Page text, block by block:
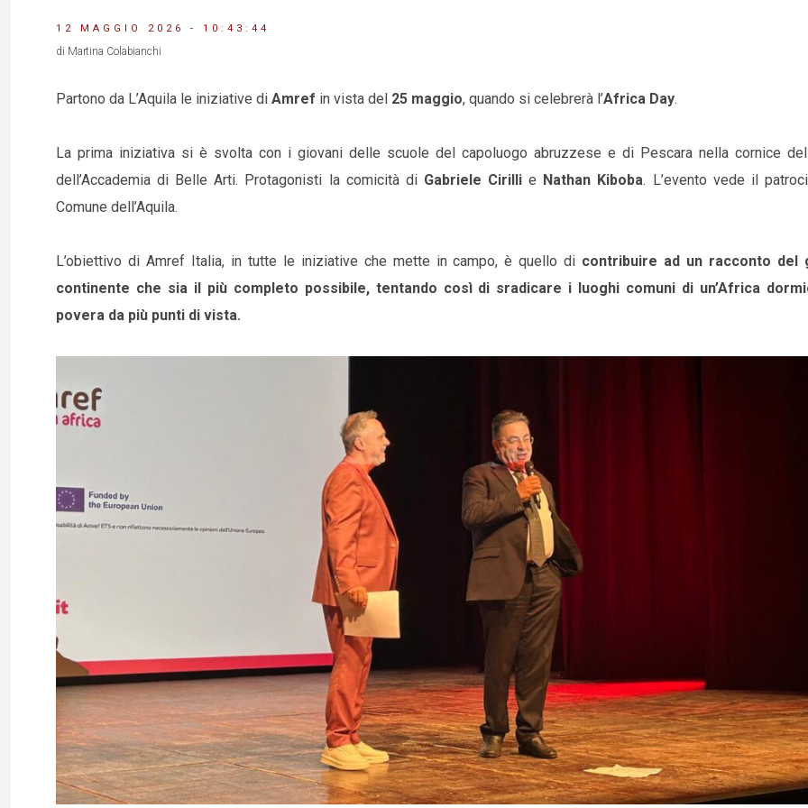
12 MAGGIO 2026 - 10:43:44
di Martina Colabianchi
Partono da L’Aquila le iniziative di Amref in vista del 25 maggio, quando si celebrerà l’Africa Day.
La prima iniziativa si è svolta con i giovani delle scuole del capoluogo abruzzese e di Pescara nella cornice
dell’Accademia di Belle Arti. Protagonisti la comicità di Gabriele Cirillie Nathan Kiboba. L’evento vede il
Comune dell’Aquila.
L’obiettivo di Amref Italia, in tutte le iniziative che mette in campo, è quello di contribuire ad un racconto del
continente che sia il più completo possibile, tentando così di sradicare i luoghi comuni di un’Africa
povera da più punti di vista.